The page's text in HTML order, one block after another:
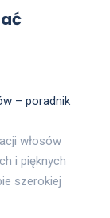
– poradnik
włosów
i pięknych
szerokiej